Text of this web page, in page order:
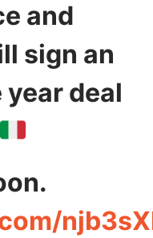
and
sign an
deal